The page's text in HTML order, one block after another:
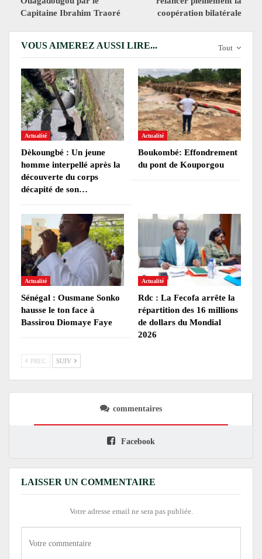
Capitaine Ibrahim Traoré
coopération bilatérale
Tout
VOUS AIMEREZ AUSSI LIRE...
Actualité
Dèkoungbé : Un jeune
homme interpellé après la
découverte du corps
décapité de son…
Actualité
Boukombé: Effondrement
du pont de Kouporgou
Actualité
Sénégal : Ousmane Sonko
hausse le ton face à
Bassirou Diomaye Faye
Actualité
Rdc : La Fecofa arrête la
répartition des 16 millions
de dollars du Mondial
2026
PREC SUIV
commentaires
Facebook
LAISSER UN COMMENTAIRE
Votre adresse email ne sera pas publiée.